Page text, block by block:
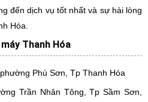
đến dịch vụ tốt nhất và sự hài lòng
Hóa.
Thanh Hóa
Phú Sơn, Tp Thanh Hóa
Trần Nhân Tông, Tp Sầm Sơn,